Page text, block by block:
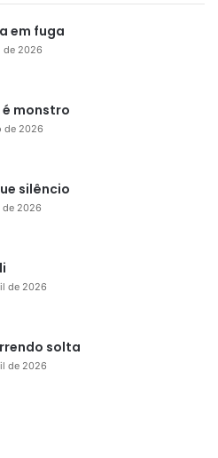
em fuga
de 2026
monstro
de 2026
silêncio
de 2026
de 2026
solta
de 2026